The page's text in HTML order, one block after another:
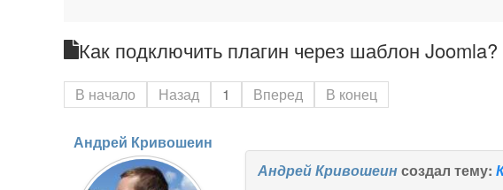
Как подключить плагин через шаблон
В начало Назад 1 Вперед В конец
Андрей Кривошеин
Андрей Кривошеинсоздал тему: